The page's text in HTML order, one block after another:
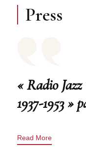
Press
« Radio
1937-1953 »
Read More